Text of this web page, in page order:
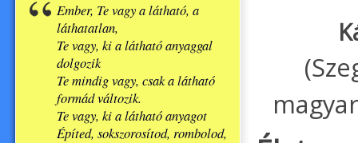
Ember, Te vagy a látható, a
láthatatlan,
Te vagy, ki a látható anyaggal
dolgozik
Te mindig vagy, csak a látható
formád változik.
Te vagy, ki a látható anyagot
Építed, sokszorosítod, rombolod,